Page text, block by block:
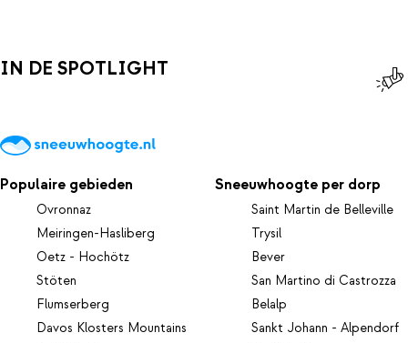
IN DE SPOTLIGHT
Populaire gebieden
Ovronnaz
Meiringen-Hasliberg
Oetz - Hochötz
Stöten
Flumserberg
Davos Klosters Mountains
Sneeuwhoogte per dorp
Saint Martin de Belleville
Trysil
Bever
San Martino di Castrozza
Belalp
Sankt Johann - Alpendorf